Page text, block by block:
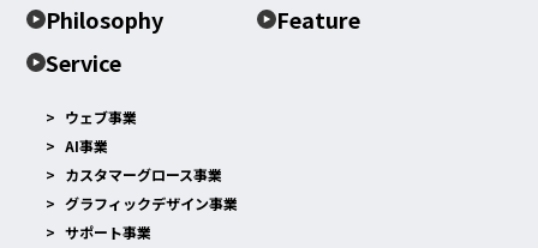
Philosophy
Feature
Service
ウェブ事業
AI事業
カスタマーグロース事業
グラフィックデザイン事業
サポート事業